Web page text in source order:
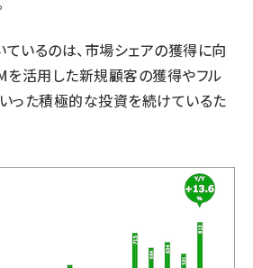
いるのは、市場シェアの獲得に向
を活用した新規顧客の獲得やフル
った積極的な投資を続けているた